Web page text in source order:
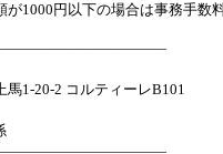
事務手数料と返金金額
ティーレB101